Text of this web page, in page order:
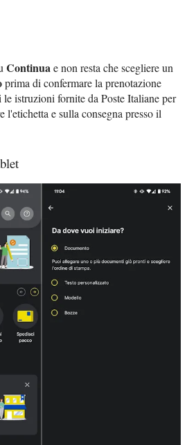
Continuae non resta che scegliere un
prima di confermare la prenotazione
istruzioni fornite da Poste Italiane per
l'etichetta e sulla consegna presso il